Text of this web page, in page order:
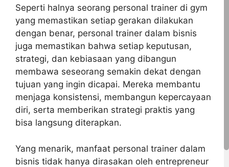
Seperti halnya seorang personal trainer di gym
yang memastikan setiap gerakan dilakukan
dengan benar, personal trainer dalam bisnis
juga memastikan bahwa setiap keputusan,
strategi, dan kebiasaan yang dibangun
membawa seseorang semakin dekat dengan
tujuan yang ingin dicapai. Mereka membantu
menjaga konsistensi, membangun kepercayaan
diri, serta memberikan strategi praktis yang
bisa langsung diterapkan.
Yang menarik, manfaat personal trainer dalam
bisnis tidak hanya dirasakan oleh entrepreneur